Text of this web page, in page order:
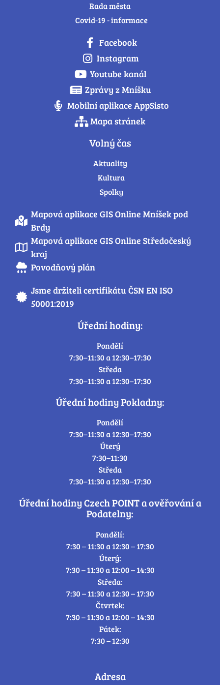
Rada města
Covid-19 - informace
Facebook
Instagram
Youtube kanál
Zprávy z Mníšku
Mobilní aplikace AppSisto
Mapa stránek
Volný čas
Aktuality
Kultura
Spolky
Mapová aplikace GIS Online Mníšek pod
Brdy
Mapová aplikace GIS Online Středočeský
kraj
Povodňový plán
Jsme držiteli certifikátu ČSN EN ISO
50001:2019
Úřední hodiny:
Pondělí
7:30–11:30 a 12:30–17:30
Středa
7:30–11:30 a 12:30–17:30
Úřední hodiny Pokladny:
Pondělí
7:30–11:30 a 12:30–17:30
Úterý
7:30–11:30
Středa
7:30–11:30 a 12:30–17:30
Úřední hodiny Czech POINT a ověřování a
Podatelny:
Pondělí:
7:30 – 11:30 a 12:30 – 17:30
Úterý:
7:30 – 11:30 a 12:00 – 14:30
Středa:
7:30 – 11:30 a 12:30 – 17:30
Čtvrtek:
7:30 – 11:30 a 12:00 – 14:30
Pátek:
7:30 – 12:30
Adresa